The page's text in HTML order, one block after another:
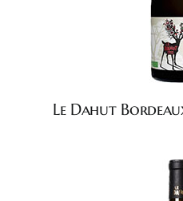
Le Dahut